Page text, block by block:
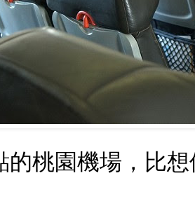
的桃園機場，比